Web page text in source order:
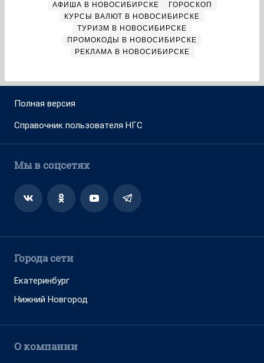
АФИША В НОВОСИБИРСКЕ
ГОРОСКОП
КУРСЫ ВАЛЮТ В НОВОСИБИРСКЕ
ТУРИЗМ В НОВОСИБИРСКЕ
ПРОМОКОДЫ В НОВОСИБИРСКЕ
РЕКЛАМА В НОВОСИБИРСКЕ
Полная версия
Справочник пользователя НГС
Мы в соцсетях
Города сети
Екатеринбург
Нижний Новгород
О компании